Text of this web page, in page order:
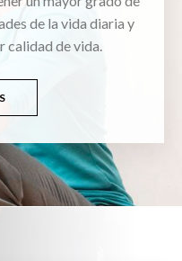
de la vida diaria y
calidad de vida.